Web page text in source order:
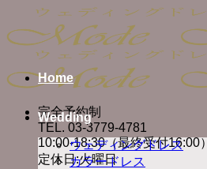
content
完全予約制
TEL. 03-3779-4781
10:00-18:30（最終受付16:00）
定休日:火曜日
Home
Wedding
ウェディングドレス
カラードレス